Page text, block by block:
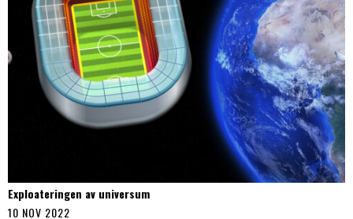
Exploateringen av universum
10 NOV 2022